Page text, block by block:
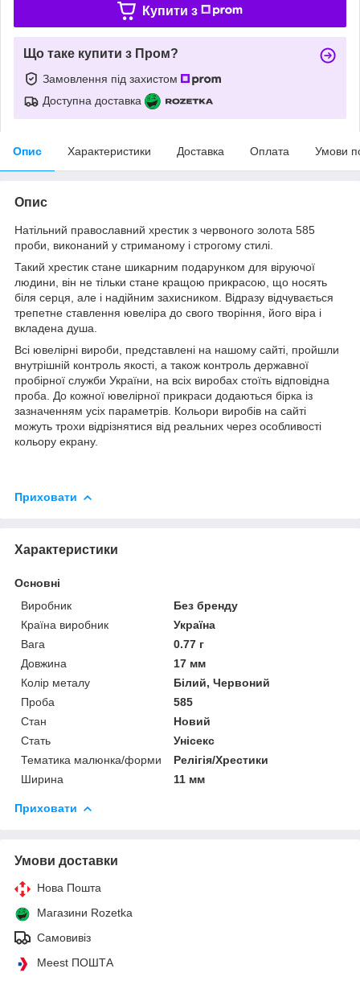
Купити з
Що таке купити з Пром?
Замовлення під захистом
Доступна доставка
Опис Характеристики Доставка Оплата Умови
Опис
Натільний православний хрестик з червоного золота 585
проби, виконаний у стриманому і строгому стилі.
Такий хрестик стане шикарним подарунком для віруючої
людини, він не тільки стане кращою прикрасою, що носять
біля серця, але і надійним захисником. Відразу відчувається
трепетне ставлення ювеліра до свого творіння, його віра і
вкладена душа.
Всі ювелірні вироби, представлені на нашому сайті, пройшли
внутрішній контроль якості, а також контроль державної
пробірної служби України, на всіх виробах стоїть відповідна
проба. До кожної ювелірної прикраси додаються бірка із
зазначенням усіх параметрів. Кольори виробів на сайті
можуть трохи відрізнятися від реальних через особливості
кольору екрану.
Приховати
Характеристики
Основні
Виробник
Без бренду
Країна виробник
Україна
Вага
0.77 г
Довжина
17 мм
Колір металу
Білий, Червоний
Проба
585
Стан
Новий
Стать
Унісекс
Тематика малюнка/форми
Релігія/Хрестики
Ширина
11 мм
Приховати
Умови доставки
Нова Пошта
Магазини Rozetka
Самовивіз
Meest ПОШТА